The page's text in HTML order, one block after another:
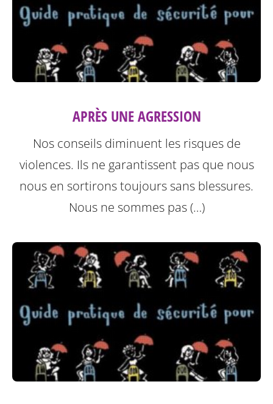
APRÈS UNE AGRESSION
Nos conseils diminuent les risques de
violences. Ils ne garantissent pas que nous
nous en sortirons toujours sans blessures.
Nous ne sommes pas (…)